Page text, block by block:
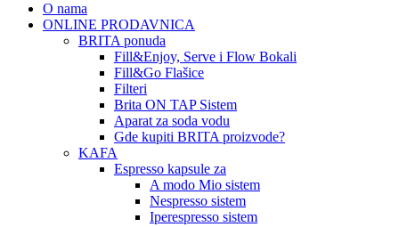
O nama
ONLINE PRODAVNICA
BRITA ponuda
Fill&Enjoy, Serve i Flow Bokali
Fill&Go Flašice
Filteri
Brita ON TAP Sistem
Aparat za soda vodu
Gde kupiti BRITA proizvode?
KAFA
Espresso kapsule za
A modo Mio sistem
Nespresso sistem
Iperespresso sistem